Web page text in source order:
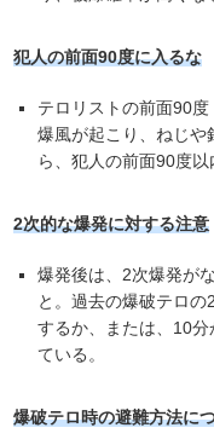
犯人の前面90度に入るな
テロリストの前面90
爆風が起こり、ねじや
ら、犯人の前面90度以
2次的な爆発に対する注意
爆発後は、2次爆発が
と。過去の爆破テロ
するか、または、10
ている。
爆破テロ時の避難方法に